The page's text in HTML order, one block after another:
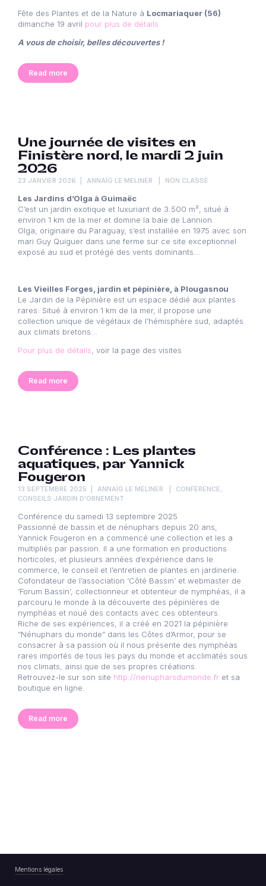
Fête des Plantes et de la Nature à Locmariaquer (56)
dimanche 19 avril pour plus de détails
A vous de choisir, belles découvertes !
Read more
Une journée de visites en
Finistère nord, le mardi 2 juin
2026
23 JANVIER 2026 ANNAÏG LE MELINER NON CLASSÉ
Les Jardins d’Olga à Guimaëc
C’est un jardin exotique et luxuriant de 3.500 m², situé à
environ 1 km de la mer et domine la baie de Lannion.
Olga, originaire du Paraguay, s’est installée en 1975 avec son
mari Guy Quiguer dans une ferme sur ce site exceptionnel
exposé au sud et protégé des vents dominants…
Les Vieilles Forges, jardin et pépinière, à Plougasnou
Le Jardin de la Pépinière est un espace dédié aux plantes
rares. Situé à environ 1 km de la mer, il propose une
collection unique de végétaux de l’hémisphère sud, adaptés
aux climats bretons…
Pour plus de détails, voir la page des visites
Read more
Conférence : Les plantes
aquatiques, par Yannick
Fougeron
13 SEPTEMBRE 2025 ANNAÏG LE MELINER CONFÉRENCE,
CONSEILS JARDIN D'ORNEMENT
Conférence du samedi 13 septembre 2025
Passionné de bassin et de nénuphars depuis 20 ans,
Yannick Fougeron en a commencé une collection et les a
multipliés par passion. Il a une formation en productions
horticoles, et plusieurs années d’expérience dans le
commerce, le conseil et l’entretien de plantes en jardinerie.
Cofondateur de l’association ‘Côté Bassin’ et webmaster de
‘Forum Bassin’, collectionneur et obtenteur de nymphéas, il a
parcouru le monde à la découverte des pépinières de
nymphéas et noué des contacts avec ces obtenteurs.
Riche de ses expériences, il a créé en 2021 la pépinière
“Nénuphars du monde” dans les Côtes d’Armor, pour se
consacrer à sa passion où il nous présente des nymphéas
rares importés de tous les pays du monde et acclimatés sous
nos climats, ainsi que de ses propres créations.
Retrouvez-le sur son site http://nenupharsdumonde.fr et sa
boutique en ligne.
Read more
Mentions légales